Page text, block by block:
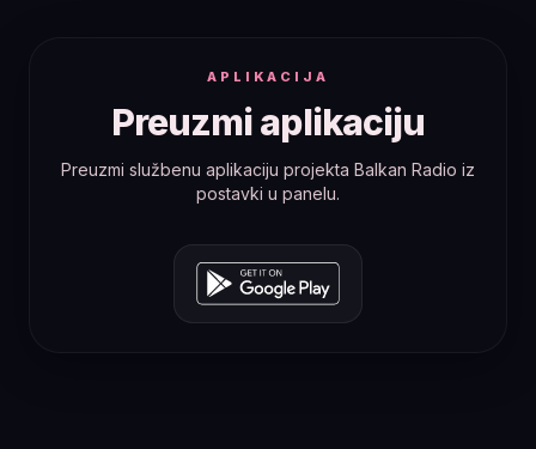
APLIKACIJA
Preuzmi aplikaciju
Preuzmi službenu aplikaciju projekta Balkan Radio iz
postavki u panelu.